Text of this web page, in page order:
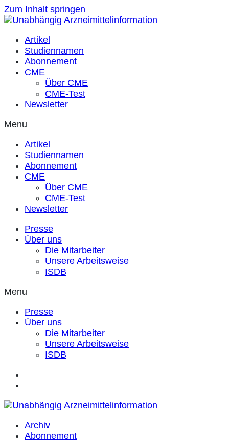
Zum Inhalt springen
Artikel
Studiennamen
Abonnement
CME
Über CME
CME-Test
Newsletter
Menu
Artikel
Studiennamen
Abonnement
CME
Über CME
CME-Test
Newsletter
Presse
Über uns
Die Mitarbeiter
Unsere Arbeitsweise
ISDB
Menu
Presse
Über uns
Die Mitarbeiter
Unsere Arbeitsweise
ISDB
Archiv
Abonnement